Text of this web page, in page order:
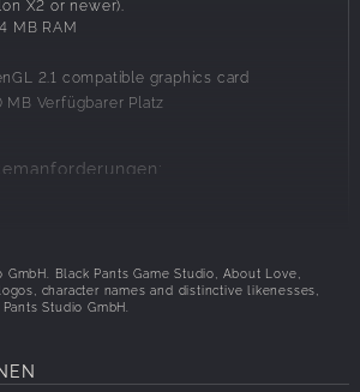
X2 or newer).
MB RAM
2.1 compatible graphics card
MB Verfügbarer Platz
i3 or better
MB RAM
Black Pants Game Studio, About Love,
character names and distinctive likenesses,
Studio GmbH.